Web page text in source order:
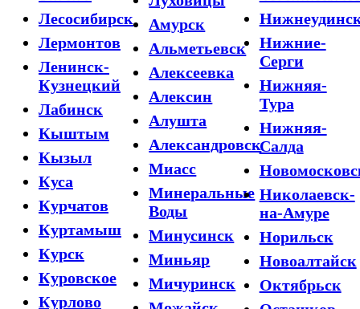
Лесосибирск
Лермонтов
Ленинск-
Кузнецкий
Лабинск
Кыштым
Кызыл
Куса
Курчатов
Куртамыш
Курск
Куровское
Курлово
Амурск
Альметьевск
Алексеевка
Алексин
Алушта
Александровск
Миасс
Минеральные
Воды
Минусинск
Миньяр
Мичуринск
Нижние-
Серги
Нижняя-
Тура
Нижняя-
Салда
Николаевск-
на-Амуре
Норильск
Новоалтайск
Октябрьск